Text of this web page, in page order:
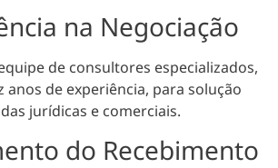
na Negociação
de consultores especializados,
anos de experiência, para solução
jurídicas e comerciais.
do Recebimento